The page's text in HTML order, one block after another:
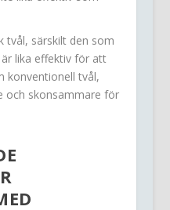
tvål, särskilt den som
lika effektiv för att
konventionell tvål,
och skonsammare för